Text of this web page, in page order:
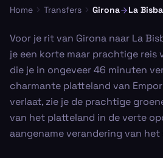
Home Transfers Girona La
Voor je rit van Girona naar La
je een korte maar prachtige reis
die je in ongeveer 46 minuten
charmante platteland van
verlaat, zie je de prachtige
van het platteland in de verte
aangename verandering van het